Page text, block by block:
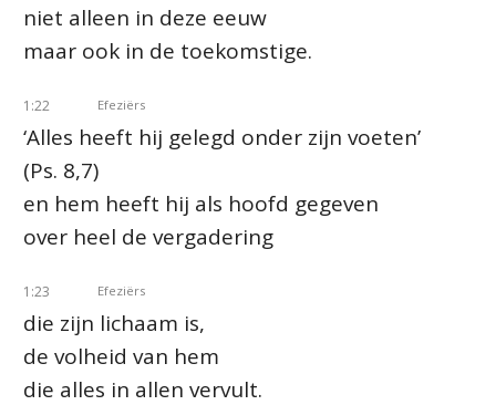
niet alleen in deze eeuw
maar ook in de toekomstige.
1:22 Efeziërs
‘Alles heeft hij gelegd onder zijn voeten’
(Ps. 8,7)
en hem heeft hij als hoofd gegeven
over heel de vergadering
1:23 Efeziërs
die zijn lichaam is,
de volheid van hem
die alles in allen vervult.